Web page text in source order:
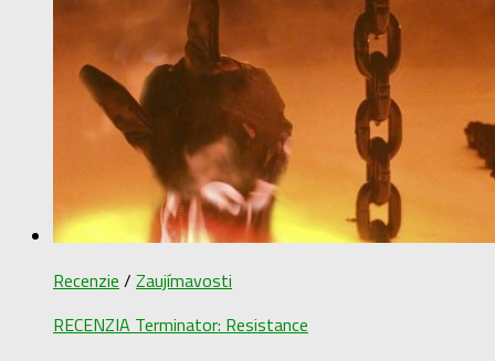
Recenzie / Zaujímavosti
RECENZIA Terminator: Resistance